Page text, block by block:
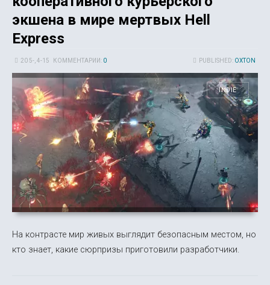
экшена в мире мертвых Hell
Express
PUBLISHED: OXTON
20 5-, 4-15 КОММЕНТАРИИ: 0
INDIE
На контрасте мир живых выглядит безопасным местом, но
кто знает, какие сюрпризы приготовили разработчики.